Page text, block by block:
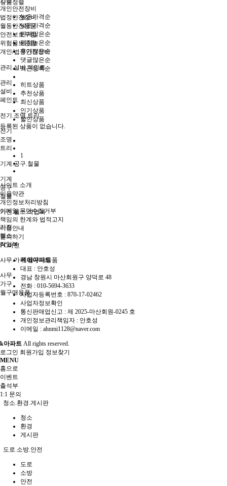
개인안전장비
법정안전장비
월동안전용품
안전보호구함
위험물보관함
개인/법정안전장비
관리.설비.페인트
관리
설비
페인트
전기.조명.트리
전기
조명
트리
기계.공구.철물
기계
공구
철물
가전.헬스.작업복
가전
헬스
작업복
사무.가구.월구매용품
사무
가구
월구매용품
상품정렬
높은가격순
낮은가격순
판매많은순
평점높은순
후기많은순
댓글많은순
최근등록순
히트상품
추천상품
최신상품
인기상품
할인상품
등록된 상품이 없습니다.
1
사이트 소개
이용약관
개인정보처리방침
이메일 무단수집거부
책임의 한계와 법적고지
이용안내
문의하기
PC버전
케이아파트
대표 : 안호성
경남 창원시 마산회원구 양덕로 48
전화 : 010-5694-3633
사업자등록번호 : 870-17-02462
사업자정보확인
통신판매업신고 : 제 2025-마산회원-0245 호
개인정보관리책임자 : 안호성
이메일 : ahnmi1128@naver.com
k아파트 All rights reserved.
로그인 회원가입 정보찾기
MENU
홈으로
이벤트
출석부
1:1 문의
청소.환경.게시판
청소
환경
게시판
도로.소방.안전
도로
소방
안전